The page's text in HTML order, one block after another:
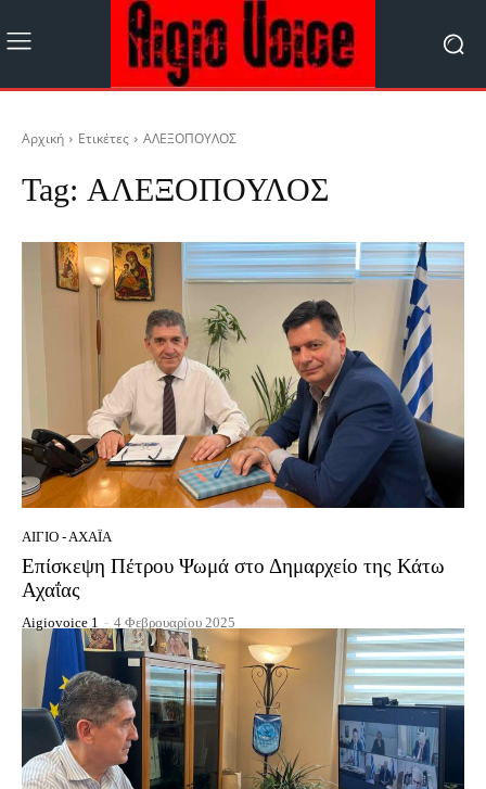
Αρχική Ετικέτες ΑΛΕΞΟΠΟΥΛΟΣ
Tag: ΑΛΕΞΟΠΟΥΛΟΣ
ΑΊΓΙΟ - ΑΧΑΪ́Α
Επίσκεψη Πέτρου Ψωμά στο Δημαρχείο της Κάτω
Αχαΐας
Aigiovoice 1 - 4 Φεβρουαρίου 2025